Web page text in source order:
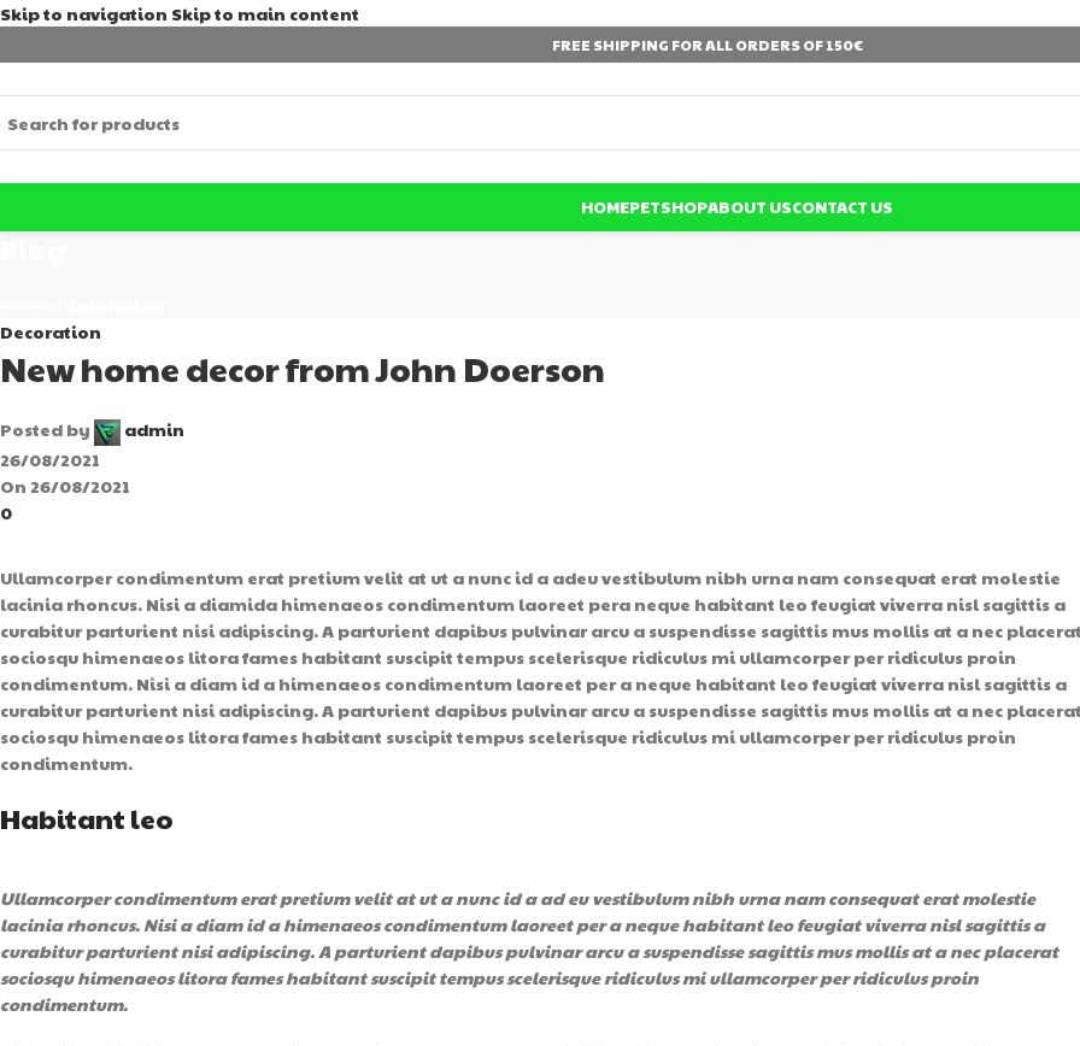
Skip to navigation Skip to main content
FREE SHIPPING FOR ALL ORDERS OF 150€
HOMEPETSHOPABOUT USCONTACT US
Decoration
New home decor from John Doerson
Posted by
admin
26/08/2021
On 26/08/2021
0
Ullamcorper condimentum erat pretium velit at ut a nunc id a adeu vestibulum nibh urna nam consequat erat molestie
lacinia rhoncus. Nisi a diamida himenaeos condimentum laoreet pera neque habitant leo feugiat viverra nisl sagittis a
curabitur parturient nisi adipiscing. A parturient dapibus pulvinar arcu a suspendisse sagittis mus mollis at a nec
sociosqu himenaeos litora fames habitant suscipit tempus scelerisque ridiculus mi ullamcorper per ridiculus proin
condimentum. Nisi a diam id a himenaeos condimentum laoreet per a neque habitant leo feugiat viverra nisl sagittis a
curabitur parturient nisi adipiscing. A parturient dapibus pulvinar arcu a suspendisse sagittis mus mollis at a nec
sociosqu himenaeos litora fames habitant suscipit tempus scelerisque ridiculus mi ullamcorper per ridiculus proin
condimentum.
Habitant leo
Ullamcorper condimentum erat pretium velit at ut a nunc id a ad eu vestibulum nibh urna nam consequat erat molestie
lacinia rhoncus. Nisi a diam id a himenaeos condimentum laoreet per a neque habitant leo feugiat viverra nisl sagittis a
curabitur parturient nisi adipiscing. A parturient dapibus pulvinar arcu a suspendisse sagittis mus mollis at a nec placerat
sociosqu himenaeos litora fames habitant suscipit tempus scelerisque ridiculus mi ullamcorper per ridiculus proin
condimentum.